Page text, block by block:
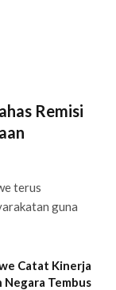
Remisi
terus
guna
Catat Kinerja
Negara Tembus